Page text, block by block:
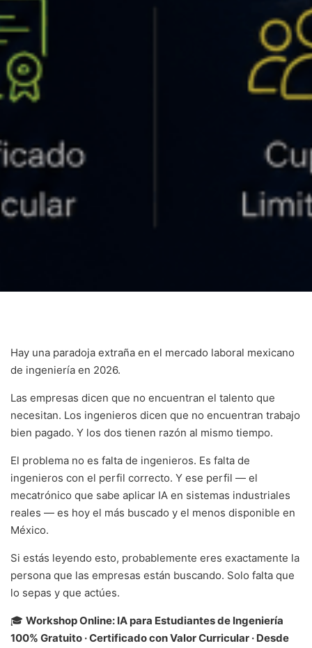
Hay una paradoja extraña en el mercado laboral mexicano
de ingeniería en 2026.
Las empresas dicen que no encuentran el talento que
necesitan. Los ingenieros dicen que no encuentran trabajo
bien pagado. Y los dos tienen razón al mismo tiempo.
El problema no es falta de ingenieros. Es falta de
ingenieros con el perfil correcto. Y ese perfil — el
mecatrónico que sabe aplicar IA en sistemas industriales
reales — es hoy el más buscado y el menos disponible en
México.
Si estás leyendo esto, probablemente eres exactamente la
persona que las empresas están buscando. Solo falta que
lo sepas y que actúes.
🎓 Workshop Online: IA para Estudiantes de Ingeniería
100% Gratuito · Certificado con Valor Curricular · Desde